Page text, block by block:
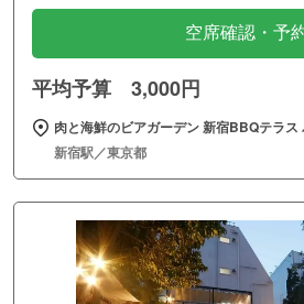
空席確認・予
平均予算 3,000円
肉と海鮮のビアガーデン 新宿BBQテラス
新宿駅／東京都